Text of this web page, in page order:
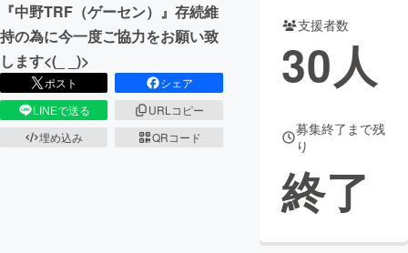
『中野TRF（ゲーセン）』存続維
持の為に今一度ご協力をお願い致
します<(_ _)>
ポスト
シェア
LINEで送る
URLコピー
埋め込み
QRコード
支援者数
30人
募集終了まで残
り
終了